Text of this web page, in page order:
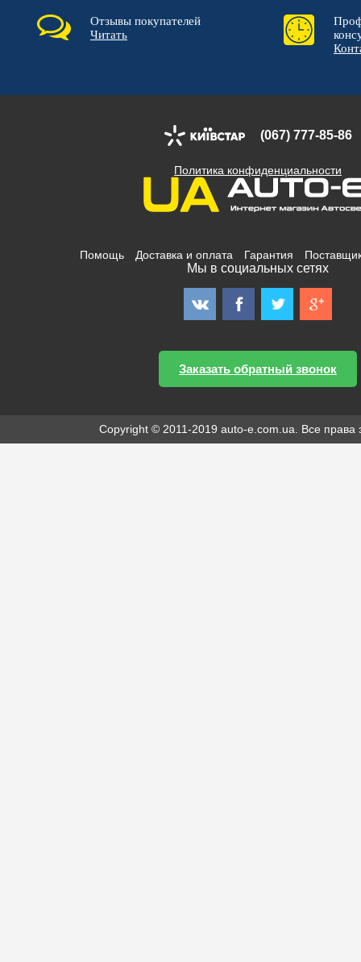
Отзывы покупателей
Читать
(067) 777-85-86
Политика конфиденциальности
Помощь Доставка и оплата Гарантия
Мы в социальных сетях
Заказать обратный звонок
Copyright © 2011-2019 auto-e.com.ua. Все